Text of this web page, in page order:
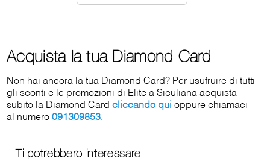
Acquista la tua Diamond Card
Non hai ancora la tua Diamond Card? Per usufruire di tutti
gli sconti e le promozioni di Elite a Siculiana acquista
subito la Diamond Cardcliccando qui oppure chiamaci
al numero091309853.
Ti potrebbero interessare